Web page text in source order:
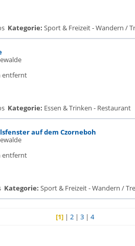
Kategorie: Sport & Freizeit - Wandern /
entfernt
Kategorie: Essen & Trinken - Restaurant
auf dem Czorneboh
entfernt
Kategorie: Sport & Freizeit - Wandern /
[1] |2 |3 |4